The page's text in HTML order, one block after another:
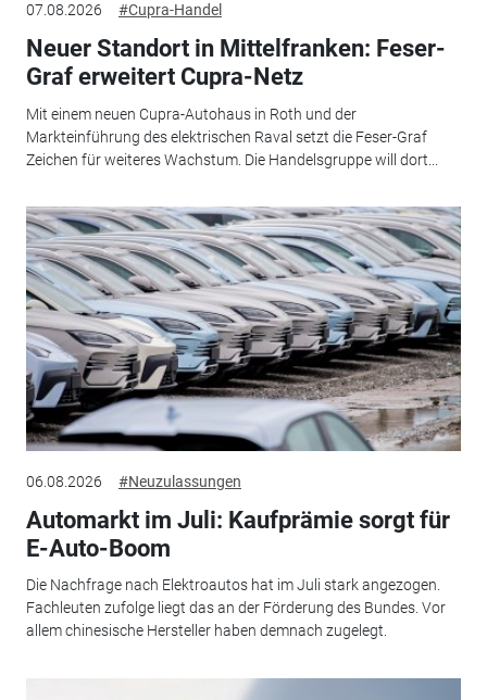
07.08.2026 #Cupra-Handel
Neuer Standort in Mittelfranken: Feser-
Graf erweitert Cupra-Netz
Mit einem neuen Cupra-Autohaus in Roth und der
Markteinführung des elektrischen Raval setzt die Feser-Graf
Zeichen für weiteres Wachstum. Die Handelsgruppe will dort...
06.08.2026 #Neuzulassungen
Automarkt im Juli: Kaufprämie sorgt für
E-Auto-Boom
Die Nachfrage nach Elektroautos hat im Juli stark angezogen.
Fachleuten zufolge liegt das an der Förderung des Bundes. Vor
allem chinesische Hersteller haben demnach zugelegt.